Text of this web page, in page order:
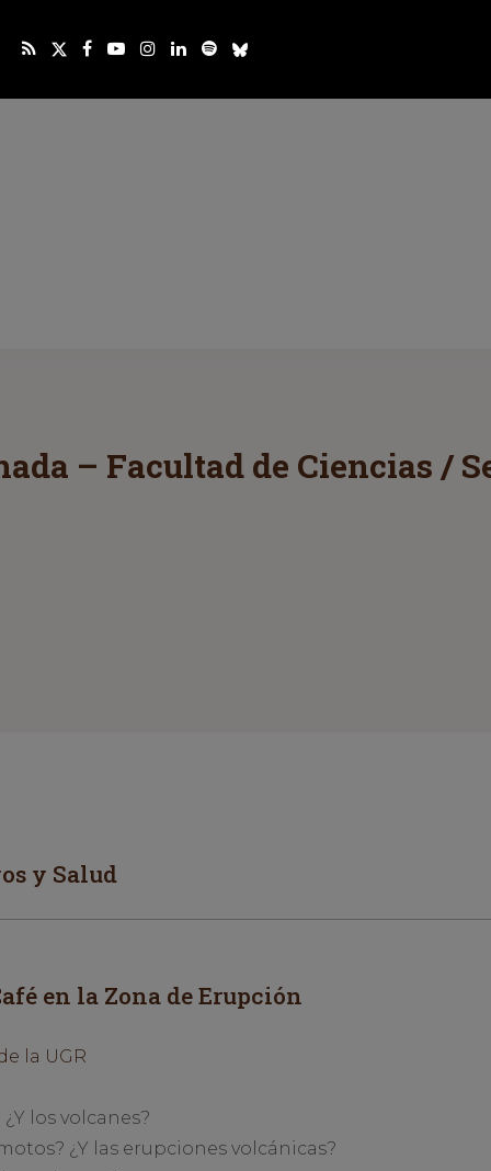
– Facultad de Ciencias /
y Salud
en la Zona de Erupción
la UGR
los volcanes?
¿Y las erupciones volcánicas?